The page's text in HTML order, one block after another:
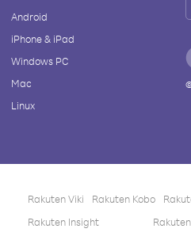
Android
iPhone & iPad
Windows PC
Mac
Linux
Rakuten Viki Rakuten Kobo
Rakuten Insight